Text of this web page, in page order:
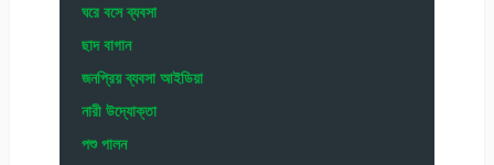
ঘরে বসে ব্যবসা
ছাদ বাগান
জনপ্রিয় ব্যবসা আইডিয়া
নারী উদ্যোক্তা
পশু পালন